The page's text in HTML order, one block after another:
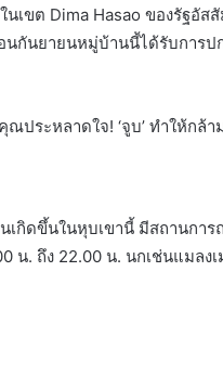
นเขต Dima Hasao ของรัฐ
นกันยายนหมู่บ้านนี้ได้รับการ
ประหลาดใจ! ‘จูบ’ ทำให้กล้
นเกิดขึ้นในหุบเขานี้ มีสถานก
น. ถึง 22.00 น. นกเช่นแมลง